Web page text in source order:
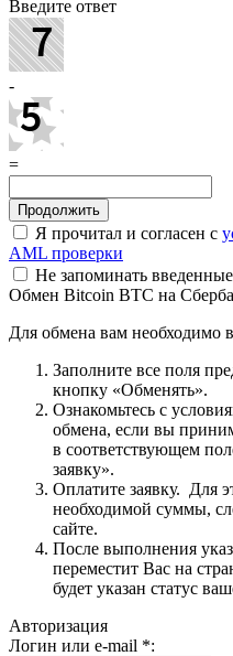
Введите ответ
-
=
Я прочитал и согласен с
AML проверки
Не запоминать
Обмен Bitcoin BTC на
Для обмена вам необходимо
Заполните все поля
кнопку «Обменять».
Ознакомьтесь с
обмена, если вы
в соответствующем
заявку».
Оплатите заявку. Для
необходимой суммы,
сайте.
После выполнения
переместит Вас на
будет указан статус
Авторизация
Логин или e-mail *: